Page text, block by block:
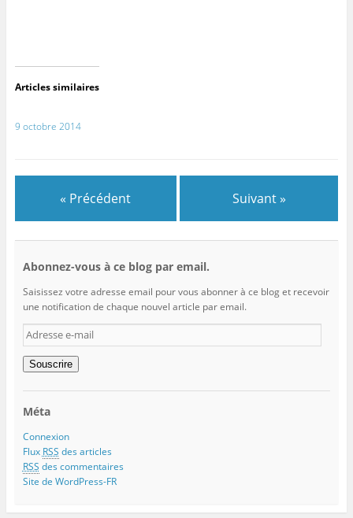
Articles similaires
9 octobre 2014
« Précédent Suivant »
Abonnez-vous à ce blog par email.
Saisissez votre adresse email pour vous abonner à ce blog et recevoir
une notification de chaque nouvel article par email.
Adresse
e-
mail
Souscrire
Méta
Connexion
Flux RSS des articles
RSS des commentaires
Site de WordPress-FR